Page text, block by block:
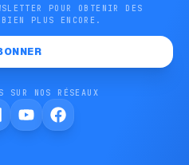
POUR OBTENIR DES
PLUS ENCORE.
SUR NOS RÉSEAUX